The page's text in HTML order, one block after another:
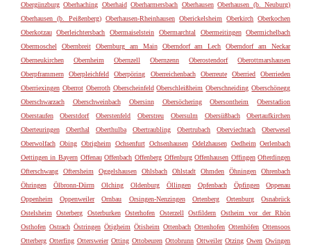
Obergünzburg Oberhaching Oberhaid Oberharmersbach Oberhausen Oberhausen (b. Neuburg)
Oberhausen (b. Peißenberg) Oberhausen-Rheinhausen Oberickelsheim Oberkirch Oberkochen
Oberkotzau
Oberleichtersbach Obermaiselstein Obermarchtal Obermeitingen
Obermichelbach
Obermoschel
Obernbreit Obernburg am Main Oberndorf am Lech
Oberndorf am Neckar
Oberneukirchen
Obernheim Obernzell Obernzenn Oberostendorf
Oberottmarshausen
Oberpframmern
Oberpleichfeld Oberpöring Oberreichenbach Oberreute Oberried
Oberrieden
Oberriexingen Oberrot Oberroth Oberscheinfeld Oberschleißheim Oberschneiding Oberschönegg
Oberschwarzach
Oberschweinbach Obersinn Obersöchering Obersontheim
Oberstadion
Oberstaufen
Oberstdorf Oberstenfeld Oberstreu Obersulm Obersüßbach
Obertaufkirchen
Oberteuringen
Oberthal Oberthulba Obertraubling Obertrubach Oberviechtach
Oberwesel
Oberwolfach Obing Obrigheim Ochsenfurt Ochsenhausen Odelzhausen Oedheim Oerlenbach
Oettingen in Bayern Offenau Offenbach Offenberg Offenburg Offenhausen Offingen Ofterdingen
Ofterschwang
Oftersheim Oggelshausen Ohlsbach Ohlstadt Ohmden Öhningen
Ohrenbach
Öhringen
Ölbronn-Dürrn Olching Oldenburg Öllingen Opfenbach Öpfingen
Oppenau
Oppenheim
Oppenweiler Ornbau Orsingen-Nenzingen Ortenberg Ortenburg
Osnabrück
Ostelsheim
Osterberg Osterburken Osterhofen Osterzell Ostfildern
Ostheim vor der Rhön
Osthofen Ostrach Östringen Ötigheim Ötisheim Ottenbach Ottenhofen Ottenhöfen Ottensoos
Otterberg Otterfing Ottersweier Otting Ottobeuren Ottobrunn Ottweiler Otzing Owen Owingen